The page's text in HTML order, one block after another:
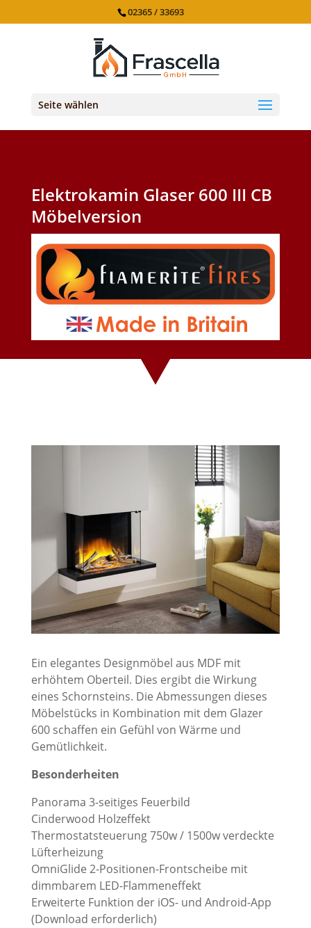
02365 / 33693
Seite wählen
Elektrokamin Glaser 600 III CB
Möbelversion
Ein elegantes Designmöbel aus MDF mit
erhöhtem Oberteil. Dies ergibt die Wirkung
eines Schornsteins. Die Abmessungen dieses
Möbelstücks in Kombination mit dem Glazer
600 schaffen ein Gefühl von Wärme und
Gemütlichkeit.
Besonderheiten
Panorama 3-seitiges Feuerbild
Cinderwood Holzeffekt
Thermostatsteuerung 750w / 1500w verdeckte
Lüfterheizung
OmniGlide 2-Positionen-Frontscheibe mit
dimmbarem LED-Flammeneffekt
Erweiterte Funktion der iOS- und Android-App
(Download erforderlich)